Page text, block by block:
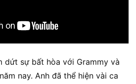
dứt sự bất hòa với Grammy và
nay. Anh đã thể hiện vài ca